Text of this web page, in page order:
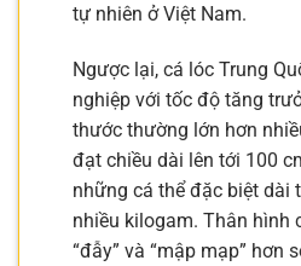
tự nhiên ở Việt Nam.
Ngược lại, cá lóc Trung
nghiệp với tốc độ tăng
thước thường lớn hơn
đạt chiều dài lên tới 100
những cá thể đặc biệt dài
nhiều kilogam. Thân hình
“đẫy” và “mập mạp” hơn